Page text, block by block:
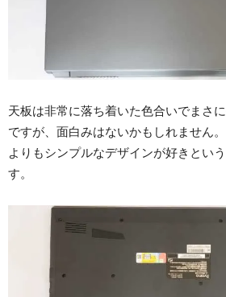
天板は非常に落ち着いた色合いでまさ
ですが、面白みはないかもしれません
よりもシンプルなデザインが好きとい
す。